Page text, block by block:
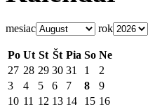
mesiac rok
Po Ut St Št Pia So Ne
27 28 29 30 31 1
2
3
4 5 6 7 8
9
10 11 12 13 14 15 16